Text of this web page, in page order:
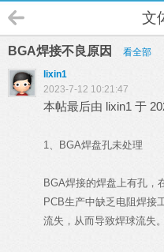
文
BGA焊接不良原因
看全部
lixin1
2023-7-12 10:21:47
本帖最后由 lixin1 于
1、BGA焊盘孔未处理
BGA焊接的焊盘上有孔，
PCB生产中缺乏电阻焊接
流失，从而导致焊球流失。